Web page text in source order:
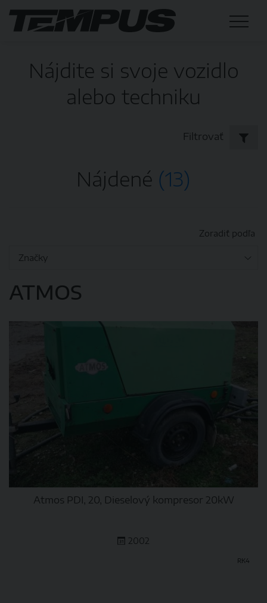
Nájdite si svoje vozidlo
alebo techniku
Filtrovať
Nájdené (13)
Zoradiť podľa
ATMOS
Atmos PDI, 20, Dieselový kompresor 20kW
2002
RK4